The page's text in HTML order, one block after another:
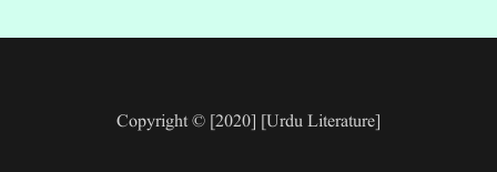
Copyright © [2020] [Urdu Literature]